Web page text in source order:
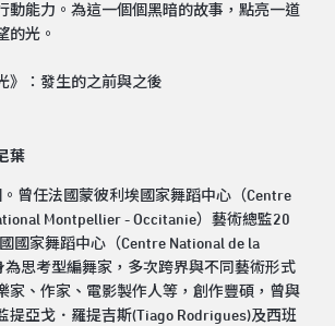
動能力。為這一個個黑暗的故事，點亮一道
的光。
》： 發生的之前與之後
葉
曾任法國蒙彼利埃國家舞蹈中心（Centre
Montpellier - Occitanie）藝術總監20
國家舞蹈中心（Centre National de la
為思考型編舞家，多次跨界與不同藝術形式
家、作家、電影製作人等，創作豐碩，曾與
提亞戈．羅提吉斯(Tiago Rodrigues)及西班